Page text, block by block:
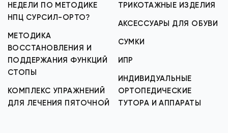
НЕДЕЛИ ПО МЕТОДИКЕ
НПЦ СУРСИЛ-ОРТО?
МЕТОДИКА
ВОССТАНОВЛЕНИЯ И
ПОДДЕРЖАНИЯ ФУНКЦИЙ
СТОПЫ
КОМПЛЕКС УПРАЖНЕНИЙ
ДЛЯ ЛЕЧЕНИЯ ПЯТОЧНОЙ
ТРИКОТАЖНЫЕ ИЗДЕЛИЯ
АКСЕССУАРЫ ДЛЯ ОБУВИ
СУМКИ
ИПР
ИНДИВИДУАЛЬНЫЕ
ОРТОПЕДИЧЕСКИЕ
ТУТОРА И АППАРАТЫ